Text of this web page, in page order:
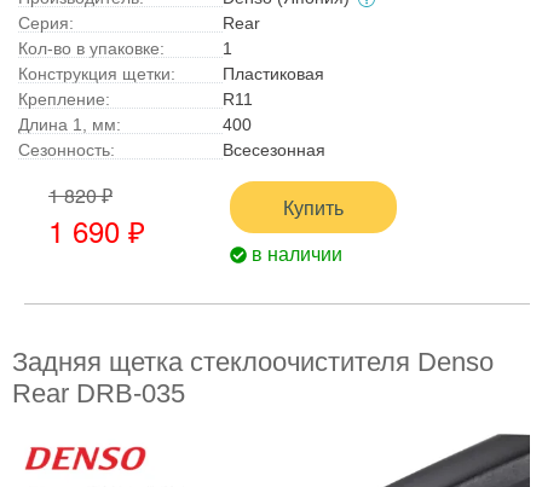
Серия:
Rear
Кол-во в упаковке:
1
Конструкция щетки:
Пластиковая
Крепление:
R11
Длина 1, мм:
400
Сезонность:
Всесезонная
1 820 ₽
1 690 ₽
Купить
в наличии
Задняя щетка стеклоочистителя Denso
Rear DRB-035